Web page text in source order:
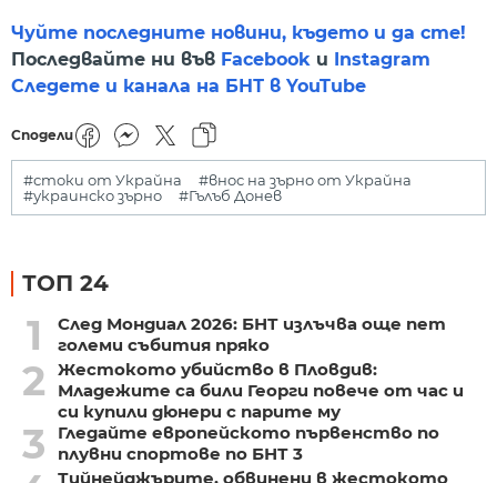
Чуйте последните новини, където и да сте!
Последвайте ни във Facebook и Instagram
Следете и канала на БНТ в YouTube
Сподели
#стоки от Украйна
#внос на зърно от Украйна
#украинско зърно
#Гълъб Донев
ТОП 24
1
След Мондиал 2026: БНТ излъчва още пет
големи събития пряко
2
Жестокото убийство в Пловдив:
Младежите са били Георги повече от час и
си купили дюнери с парите му
3
Гледайте европейското първенство по
плувни спортове по БНТ 3
Тийнейджърите, обвинени в жестокото